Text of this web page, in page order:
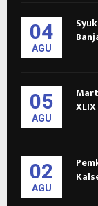
04
AGU
05
AGU
02
AGU